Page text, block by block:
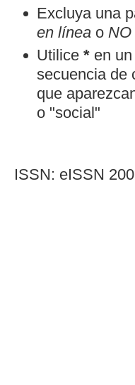
Excluya una
en línea o
Utilice* en
secuencia de
que
o "social"
ISSN: eISSN